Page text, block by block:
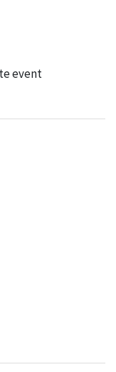
event